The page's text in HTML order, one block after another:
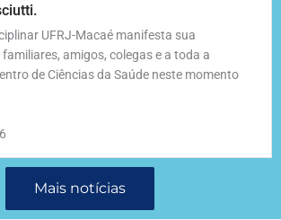
UFRJ-Macaé manifesta sua
amigos, colegas e a toda a
de Ciências da Saúde neste momento
Mais notícias